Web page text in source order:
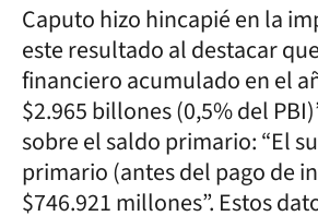
Caputo hizo hincapié en la
este resultado al destacar
financiero acumulado en el
$2.965 billones (0,5% del
sobre el saldo primario: “El
primario (antes del pago de
$746.921 millones”. Estos